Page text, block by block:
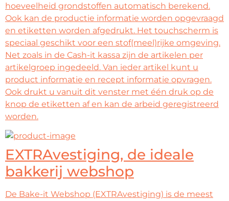
hoeveelheid grondstoffen automatisch berekend.
Ook kan de productie informatie worden opgevraagd
en etiketten worden afgedrukt. Het touchscherm is
speciaal geschikt voor een stof(meel)rijke omgeving.
Net zoals in de Cash-it kassa zijn de artikelen per
artikelgroep ingedeeld. Van ieder artikel kunt u
product informatie en recept informatie opvragen.
Ook drukt u vanuit dit venster met één druk op de
knop de etiketten af en kan de arbeid geregistreerd
worden.
EXTRAvestiging, de ideale
bakkerij webshop
De Bake-it Webshop (EXTRAvestiging) is de meest